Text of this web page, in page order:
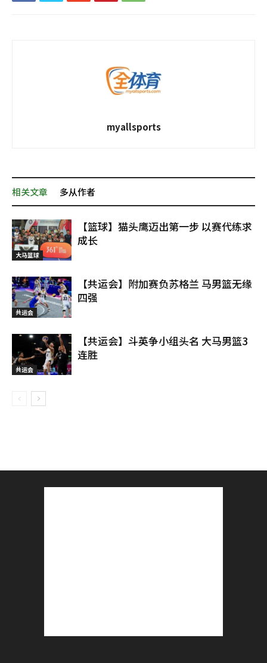
myallsports
相关文章 多从作者
大马篮球
【篮球】猫头鹰迈出第一步 以赛代练求
成长
共运会
【共运会】附加赛负苏格兰 马男篮无缘
四强
共运会
【共运会】斗英争小组头名 大马男篮3
连胜